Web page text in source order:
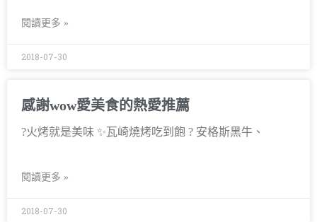
閱讀更多 »
2018-07-30
感謝wow愛美食的熱愛推薦
?火烤就是美味 ✨瓦崎燒烤吃到飽 ? 安格斯黑牛、
閱讀更多 »
2018-07-30